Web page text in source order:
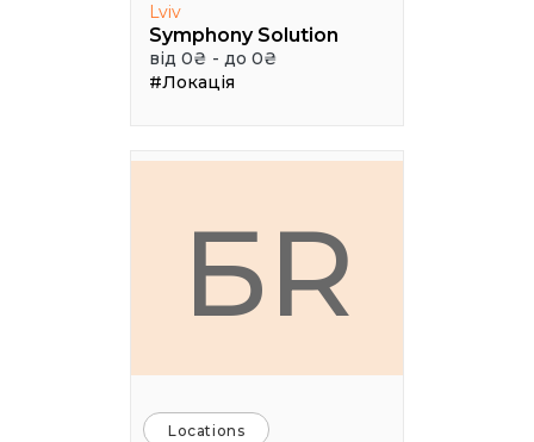
Lviv
Symphony Solution
від 0₴ - до 0₴
#Локація
БR
Locations